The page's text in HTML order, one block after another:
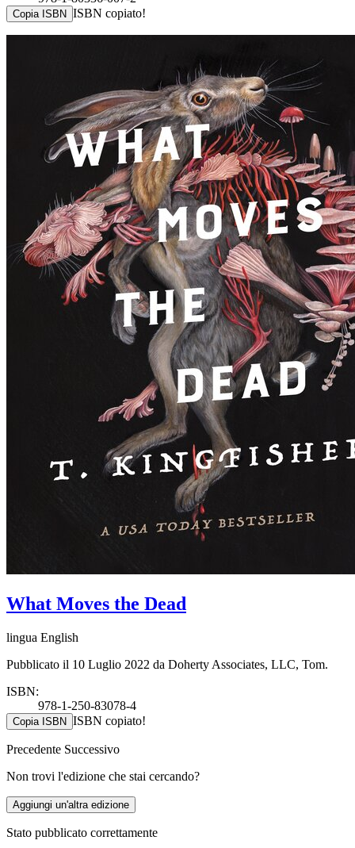
Copia ISBN ISBN copiato!
What Moves the Dead
lingua English
Pubblicato il 10 Luglio 2022 da Doherty Associates, LLC, Tom.
ISBN:
978-1-250-83078-4
Copia ISBN ISBN copiato!
Precedente Successivo
Non trovi l'edizione che stai cercando?
Aggiungi un'altra edizione
Stato pubblicato correttamente